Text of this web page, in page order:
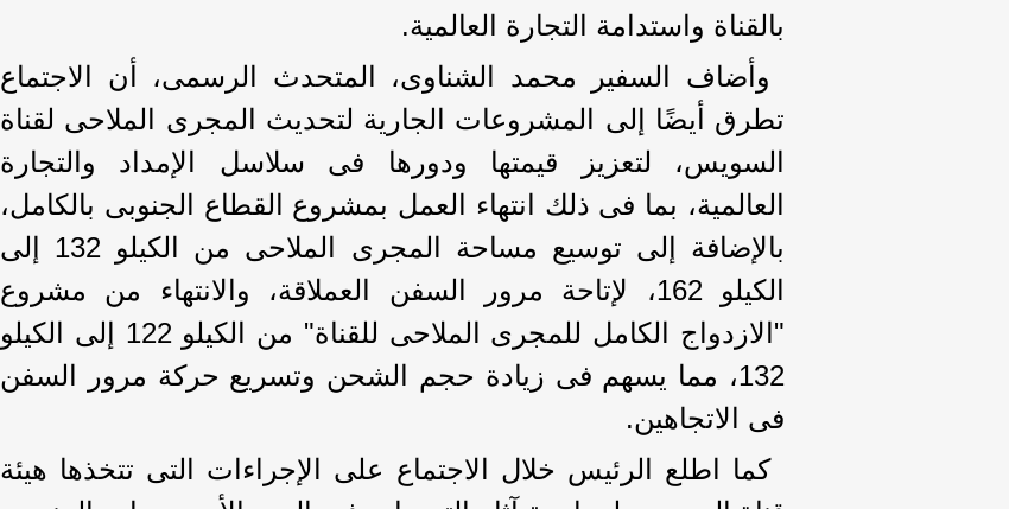
بالقناة واستدامة التجارة العالمية.
وأضاف السفير محمد الشناوى، المتحدث الرسمى، أن الاجتماع
تطرق أيضًا إلى المشروعات الجارية لتحديث المجرى الملاحى لقناة
السويس، لتعزيز قيمتها ودورها فى سلاسل الإمداد والتجارة
العالمية، بما فى ذلك انتهاء العمل بمشروع القطاع الجنوبى بالكامل،
بالإضافة إلى توسيع مساحة المجرى الملاحى من الكيلو 132 إلى
الكيلو 162، لإتاحة مرور السفن العملاقة، والانتهاء من مشروع
"الازدواج الكامل للمجرى الملاحى للقناة" من الكيلو 122 إلى الكيلو
132، مما يسهم فى زيادة حجم الشحن وتسريع حركة مرور السفن
فى الاتجاهين.
كما اطلع الرئيس خلال الاجتماع على الإجراءات التى تتخذها هيئة